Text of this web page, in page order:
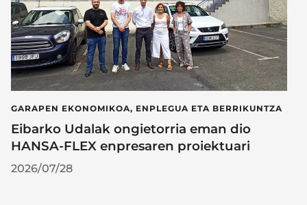
GARAPEN EKONOMIKOA, ENPLEGUA ETA BERRIKUNTZA
Eibarko Udalak ongietorria eman dio
HANSA-FLEX enpresaren proiektuari
2026/07/28